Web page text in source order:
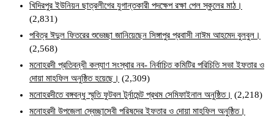
খিদিরপুর ইউনিয়ন ছাত্রলীগের যুগান্তকারী পদক্ষেপ রক্ষা পেল স্কুলের মাঠ।
(2,831)
পবিত্র ঈদুল ফিতরের শুভেচ্ছা জানিয়েছেন সিঙ্গাপুর প্রবাসী নাঈম আহমেদ বুলবুল।
(2,568)
মনোহরদী প্রতিবন্ধী কল্যাণ সংস্থার নব- নির্বাচিত কমিটির পরিচিতি সভা ইফতার ও
দোয়া মাহফিল অনুষ্ঠিত হয়েছে। (2,309)
মনোহরদীতে বঙ্গবন্ধু স্মৃতি ফুটবল টুর্নামেন্ট প্রথম সেমিফাইনাল অনুষ্ঠিত। (2,218)
মনোহরদী উপজেলা স্বেচ্ছাসেবী পরিষদের ইফতার ও দোয়া মাহফিল অনুষ্ঠিত।